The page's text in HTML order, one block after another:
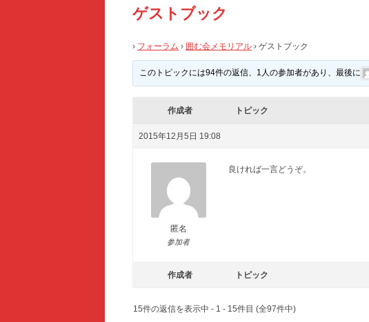
ゲストブック
› フォーラム › 囲む会メモリアル › ゲストブック
このトピックには94件の返信、1人の参加者があり、最後に
作成者 トピック
2015年12月5日 19:08
匿名
参加者
良ければ一言どうぞ。
作成者 トピック
15件の返信を表示中 - 1 - 15件目 (全97件中)